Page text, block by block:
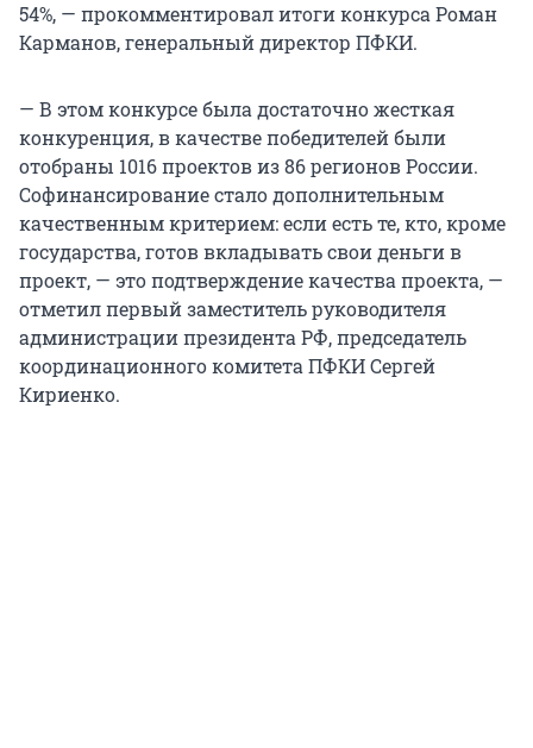
54%, — прокомментировал итоги конкурса Роман
Карманов, генеральный директор ПФКИ.
— В этом конкурсе была достаточно жесткая
конкуренция, в качестве победителей были
отобраны 1016 проектов из 86 регионов России.
Софинансирование стало дополнительным
качественным критерием: если есть те, кто, кроме
государства, готов вкладывать свои деньги в
проект, — это подтверждение качества проекта, —
отметил первый заместитель руководителя
администрации президента РФ, председатель
координационного комитета ПФКИ Сергей
Кириенко.